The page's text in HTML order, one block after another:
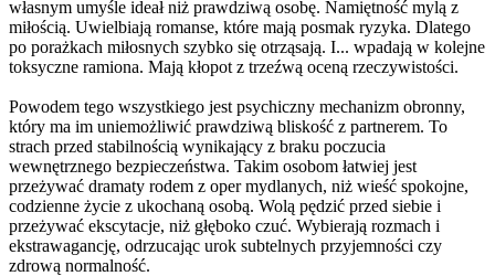
własnym umyśle ideał niż prawdziwą osobę. Namiętność mylą z
miłością. Uwielbiają romanse, które mają posmak ryzyka. Dlatego
po porażkach miłosnych szybko się otrząsają. I... wpadają w kolejne
toksyczne ramiona. Mają kłopot z trzeźwą oceną rzeczywistości.
Powodem tego wszystkiego jest psychiczny mechanizm obronny,
który ma im uniemożliwić prawdziwą bliskość z partnerem. To
strach przed stabilnością wynikający z braku poczucia
wewnętrznego bezpieczeństwa. Takim osobom łatwiej jest
przeżywać dramaty rodem z oper mydlanych, niż wieść spokojne,
codzienne życie z ukochaną osobą. Wolą pędzić przed siebie i
przeżywać ekscytacje, niż głęboko czuć. Wybierają rozmach i
ekstrawagancję, odrzucając urok subtelnych przyjemności czy
zdrową normalność.